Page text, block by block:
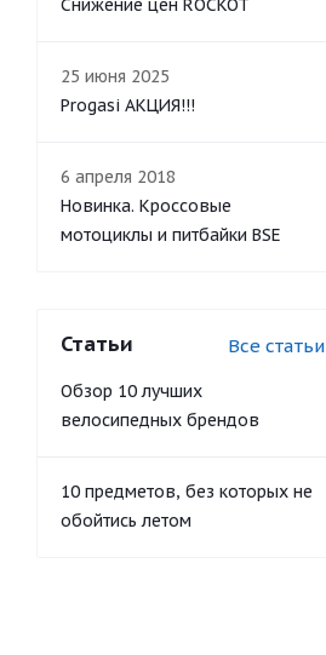
Снижение цен ROCKOT
25 июня 2025
Progasi АКЦИЯ!!!
6 апреля 2018
Новинка. Кроссовые
мотоциклы и питбайки BSE
Статьи Все статьи
Обзор 10 лучших
велосипедных брендов
10 предметов, без которых не
обойтись летом